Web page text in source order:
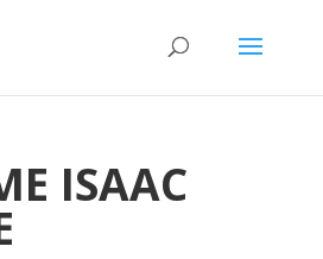
ISAAC